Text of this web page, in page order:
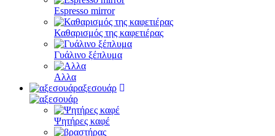
Espresso mirror
Καθαρισμός της καφετιέρας
Γυάλινο ξέπλυμα
Αλλα
αξεσουάρ
Ψητήρες καφέ